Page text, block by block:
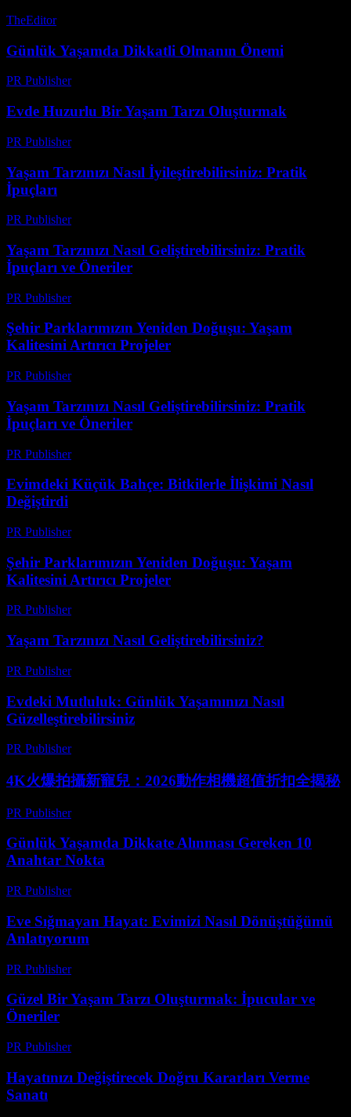
TheEditor-
Günlük Yaşamda Dikkatli Olmanın Önemi
PR Publisher-
Evde Huzurlu Bir Yaşam Tarzı Oluşturmak
PR Publisher-
Yaşam Tarzınızı Nasıl İyileştirebilirsiniz: Pratik
İpuçları
PR Publisher-
Yaşam Tarzınızı Nasıl Geliştirebilirsiniz: Pratik
İpuçları ve Öneriler
PR Publisher-
Şehir Parklarımızın Yeniden Doğuşu: Yaşam
Kalitesini Artırıcı Projeler
PR Publisher-
Yaşam Tarzınızı Nasıl Geliştirebilirsiniz: Pratik
İpuçları ve Öneriler
PR Publisher-
Evimdeki Küçük Bahçe: Bitkilerle İlişkimi Nasıl
Değiştirdi
PR Publisher-
Şehir Parklarımızın Yeniden Doğuşu: Yaşam
Kalitesini Artırıcı Projeler
PR Publisher-
Yaşam Tarzınızı Nasıl Geliştirebilirsiniz?
PR Publisher-
Evdeki Mutluluk: Günlük Yaşamınızı Nasıl
Güzelleştirebilirsiniz
PR Publisher-
4K火爆拍攝新寵兒：2026動作相機超值折扣全揭秘
PR Publisher-
Günlük Yaşamda Dikkate Alınması Gereken 10
Anahtar Nokta
PR Publisher-
Eve Sığmayan Hayat: Evimizi Nasıl Dönüştüğümü
Anlatıyorum
PR Publisher-
Güzel Bir Yaşam Tarzı Oluşturmak: İpucular ve
Öneriler
PR Publisher-
Hayatınızı Değiştirecek Doğru Kararları Verme
Sanatı